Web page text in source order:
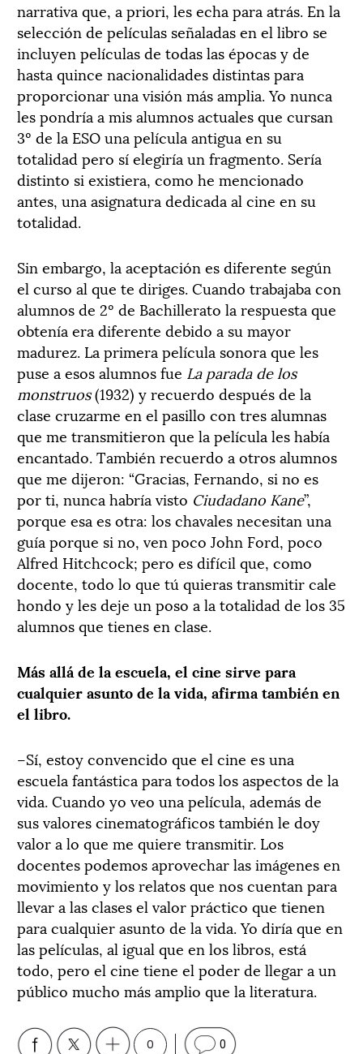
narrativa que, a priori, les echa para atrás. En la
selección de películas señaladas en el libro se
incluyen películas de todas las épocas y de
hasta quince nacionalidades distintas para
proporcionar una visión más amplia. Yo nunca
les pondría a mis alumnos actuales que cursan
3º de la ESO una película antigua en su
totalidad pero sí elegiría un fragmento. Sería
distinto si existiera, como he mencionado
antes, una asignatura dedicada al cine en su
totalidad.
Sin embargo, la aceptación es diferente según
el curso al que te diriges. Cuando trabajaba con
alumnos de 2º de Bachillerato la respuesta que
obtenía era diferente debido a su mayor
madurez. La primera película sonora que les
puse a esos alumnos fue La parada de los
monstruos(1932) y recuerdo después de la
clase cruzarme en el pasillo con tres alumnas
que me transmitieron que la película les había
encantado. También recuerdo a otros alumnos
que me dijeron: “Gracias, Fernando, si no es
por ti, nunca habría visto Ciudadano Kane”,
porque esa es otra: los chavales necesitan una
guía porque si no, ven poco John Ford, poco
Alfred Hitchcock; pero es difícil que, como
docente, todo lo que tú quieras transmitir cale
hondo y les deje un poso a la totalidad de los 35
alumnos que tienes en clase.
Más allá de la escuela, el cine sirve para
cualquier asunto de la vida, afirma también en
el libro.
–Sí, estoy convencido que el cine es una
escuela fantástica para todos los aspectos de la
vida. Cuando yo veo una película, además de
sus valores cinematográficos también le doy
valor a lo que me quiere transmitir. Los
docentes podemos aprovechar las imágenes en
movimiento y los relatos que nos cuentan para
llevar a las clases el valor práctico que tienen
para cualquier asunto de la vida. Yo diría que en
las películas, al igual que en los libros, está
todo, pero el cine tiene el poder de llegar a un
público mucho más amplio que la literatura.
0 0